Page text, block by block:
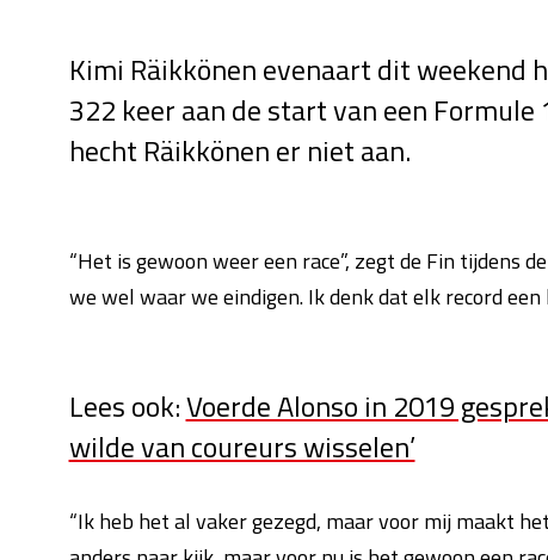
Kimi Räikkönen evenaart dit weekend
322 keer aan de start van een
hecht Räikkönen er niet aan.
“Het is gewoon weer een race”, zegt de Fin tijdens
we wel waar we eindigen. Ik denk dat elk record
Lees ook:Voerde Alonso in 2019
wilde van coureurs wisselen’
“Ik heb het al vaker gezegd, maar voor mij maakt